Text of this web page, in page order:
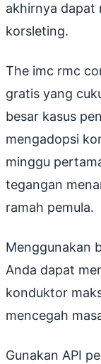
akhirnya dapat
korsleting.
The imc rmc
gratis yang
besar kasus
mengadopsi
minggu
tegangan
ramah pemula.
Menggunakan
Anda dapat
konduktor
mencegah
Gunakan API